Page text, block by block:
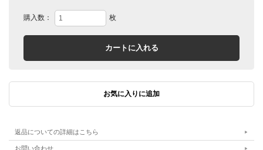
購入数： 枚
返品についての詳細はこちら
お問い合わせ